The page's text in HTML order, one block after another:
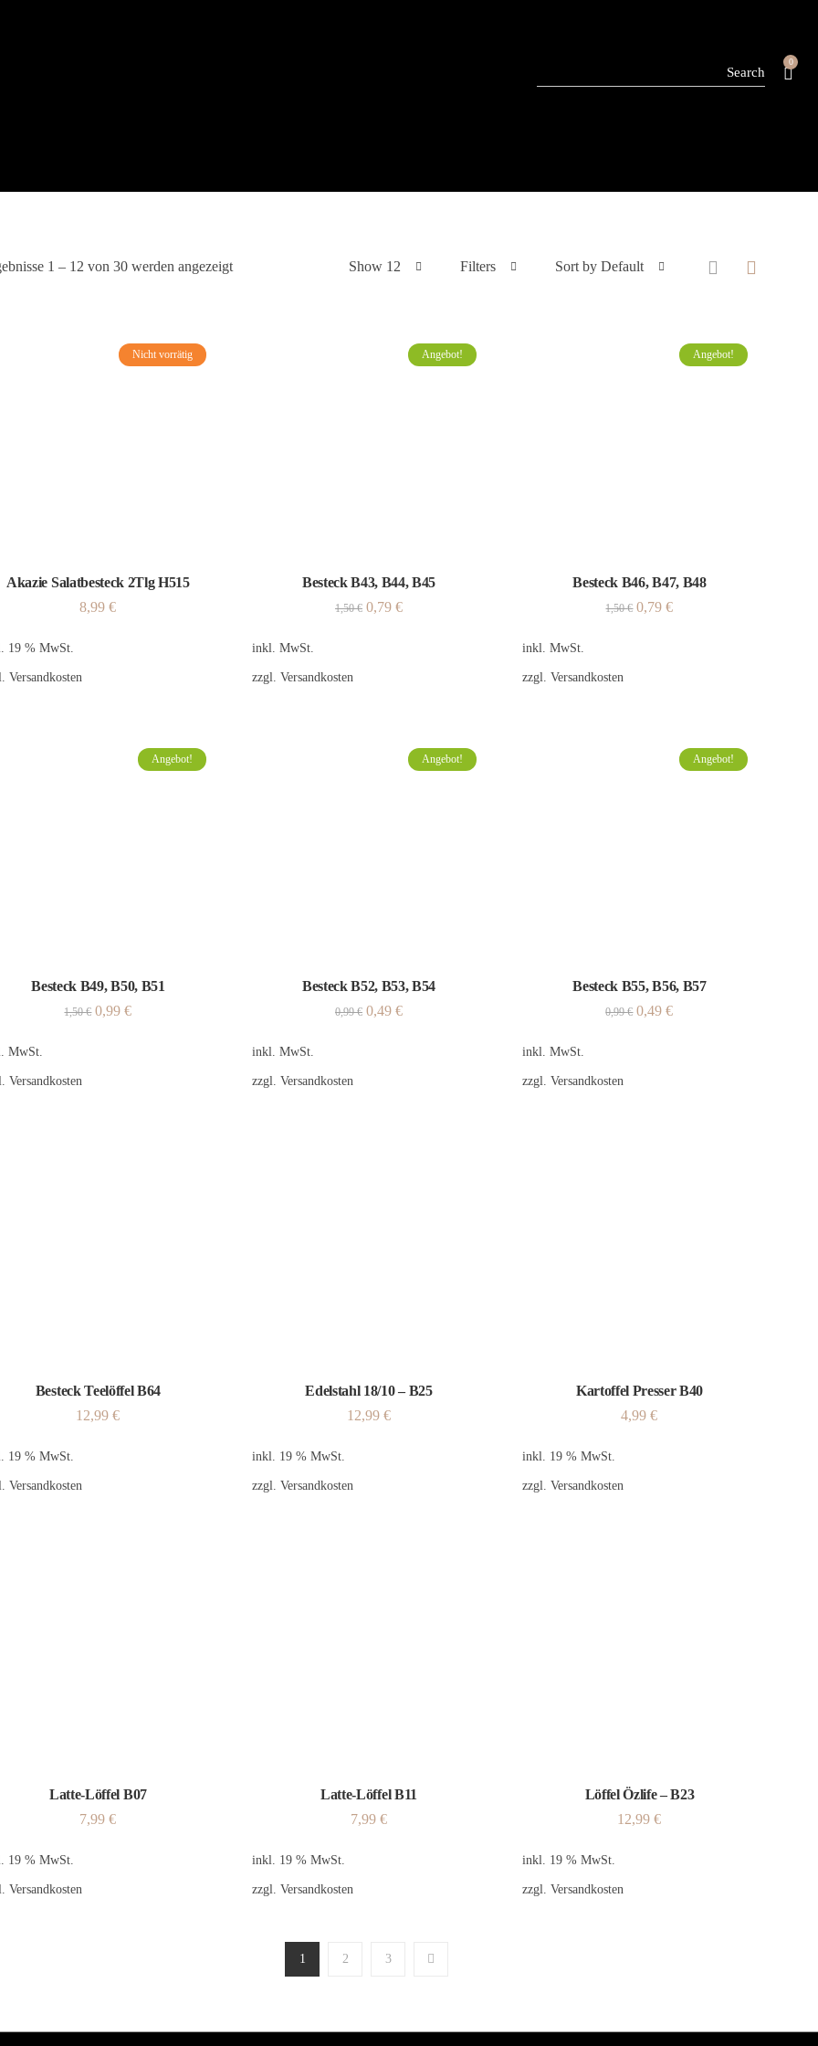
0
1 – 12 von 30 werden angezeigt Show 12 Filters Sort by Default
Nicht vorrätig
Akazie Salatbesteck 2Tlg H515
8,99€
19 % MwSt.
Versandkosten
Angebot!
Besteck B43, B44, B45
1,50€ 0,79 €
inkl. MwSt.
zzgl. Versandkosten
Angebot!
Besteck B46, B47, B48
1,50€ 0,79€
inkl. MwSt.
zzgl.Versandkosten
Angebot!
Besteck B49, B50, B51
1,50€ 0,99€
MwSt.
Versandkosten
Angebot!
Besteck B52, B53, B54
0,99€ 0,49 €
inkl. MwSt.
zzgl. Versandkosten
Angebot!
Besteck B55, B56, B57
0,99€ 0,49€
inkl. MwSt.
zzgl.Versandkosten
Besteck Teelöffel B64
12,99€
19 % MwSt.
Versandkosten
Edelstahl 18/10 – B25
12,99 €
inkl. 19 % MwSt.
zzgl. Versandkosten
Kartoffel Presser B40
4,99€
inkl. 19 % MwSt.
zzgl.Versandkosten
Latte-Löffel B07
7,99€
19 % MwSt.
Versandkosten
Latte-Löffel B11
7,99 €
inkl. 19 % MwSt.
zzgl. Versandkosten
Löffel Özlife – B23
12,99€
inkl. 19 % MwSt.
zzgl.Versandkosten
1 2 3